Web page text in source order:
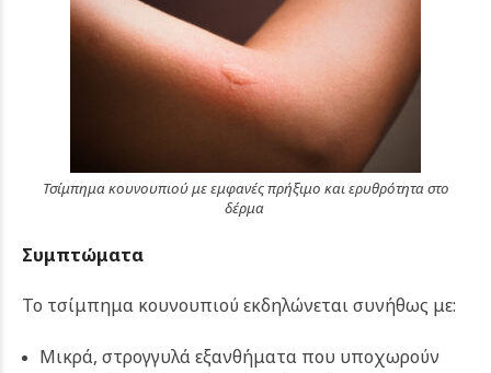
Τσίμπημα κουνουπιού με εμφανές πρήξιμο και ερυθρότητα στο
δέρμα
Συμπτώματα
Το τσίμπημα κουνουπιού εκδηλώνεται συνήθως με:
Μικρά, στρογγυλά εξανθήματα που υποχωρούν